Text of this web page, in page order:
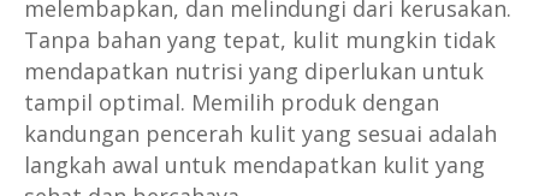
melembapkan, dan melindungi dari kerusakan.
Tanpa bahan yang tepat, kulit mungkin tidak
mendapatkan nutrisi yang diperlukan untuk
tampil optimal. Memilih produk dengan
kandungan pencerah kulit yang sesuai adalah
langkah awal untuk mendapatkan kulit yang